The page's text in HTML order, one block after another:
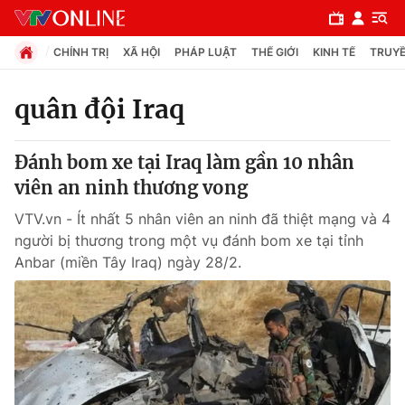
Chuyên mục
Chính trị
Xã hội
Pháp luật
Y tế
Thế giới
CHÍNH TRỊ XÃ HỘI PHÁP LUẬT THẾ GIỚI KINH TẾ
quân đội Iraq
Đánh bom xe tại Iraq làm gần 10 nhân
viên an ninh thương vong
VTV.vn - Ít nhất 5 nhân viên an ninh đã thiệt mạng và 4
người bị thương trong một vụ đánh bom xe tại tỉnh
Anbar (miền Tây Iraq) ngày 28/2.